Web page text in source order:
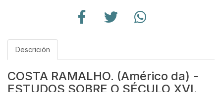
Descrición
COSTA RAMALHO. (Américo da) -
ESTUDOS SOBRE O SÉCULO XVI.